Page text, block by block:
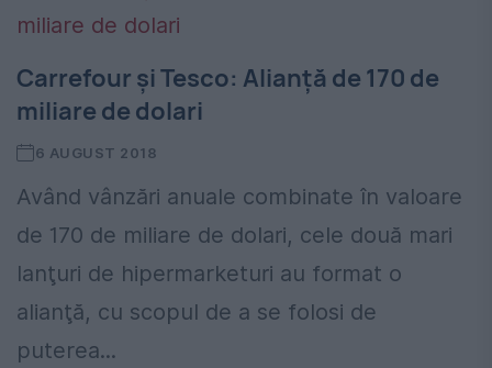
Carrefour şi Tesco: Alianţă de 170 de
miliare de dolari
6 AUGUST 2018
Având vânzări anuale combinate în valoare
de 170 de miliare de dolari, cele două mari
lanţuri de hipermarketuri au format o
alianţă, cu scopul de a se folosi de
puterea...